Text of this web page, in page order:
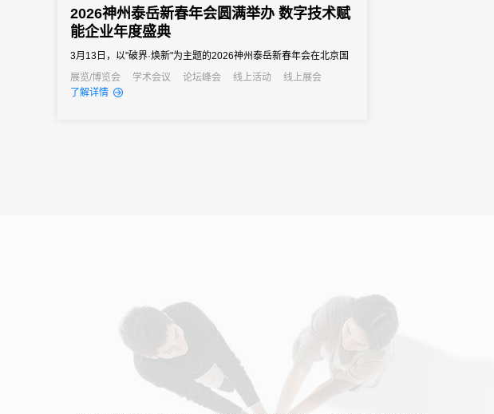
2026神州泰岳新春年会圆满举办 数字技术赋
能企业年度盛典
3月13日，以"破界·焕新"为主题的2026神州泰岳新春年会在北京国
家会议中心成功举办。来自全国的1600余名泰岳人齐聚一堂，回望
2025奋进征程，共启AI时代的战略新征程，以"破认知之界、破人效
展览/博览会 学术会议 论坛峰会 线上活动
线上展会
了解详情